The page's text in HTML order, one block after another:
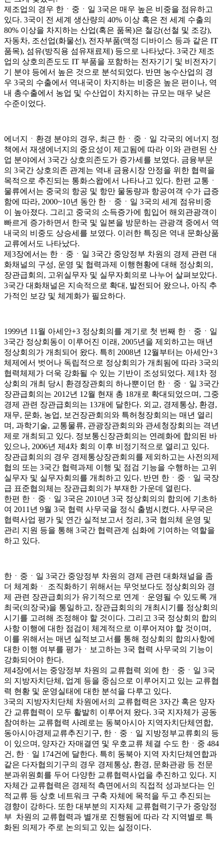
제조업의 경우 한ㆍ중ㆍ일 3국은 매우 높은 비중을 점유하고
있다. 3국이 전 세계 생산량의 40% 이상 혹은 전 세계 수출의
80% 이상을 차지하는 산업(혹은 품목)은 철강(선철 및 조강),
자동차, 조선업(화물선), 전자부품(액정 디바이스 등과 같은 IT
품목), 섬유(방직용 섬유재료제) 등으로 나타났다. 3국간 제조
업의 상호의존도도 IT 부품을 포함하는 전자기기 및 비전자기
기 분야 등에서 높은 것으로 분석되었다. 반면 농수산업의 경
우 3국의 수출에서 역내국이 차지하는 비중은 높은 편이나, 역
내 총수출에서 농업 및 수산업이 차지하는 규모는 매우 낮은
수준이었다.
에너지ㆍ환경 분야의 경우, 최근 한ㆍ중ㆍ일 각국의 에너지 정
책에서 재생에너지의 중요성이 제고됨에 따라 이와 관련된 산
업 분야에서 3국간 상호의존도가 증가세를 보였다. 금융부문
의 3국간 상호의존 관계는 역내 금융시장 안정을 위한 협력을
목적으로 추진되는 통화스왑에서 나타나고 있다. 한편 교통ㆍ
물류에서는 중국의 항공 및 항만 물동량과 항공여객 수가 급증
함에 따라, 2000~10년 동안 한ㆍ중ㆍ일 3국의 세계 점유비중
이 높아졌다. 그리고 중국의 소득증가에 힘입어 해외관광객이
빠르게 증가하면서 한국 및 일본을 방문하는 관광객 중에서 역
내국의 비중도 상승세를 보였다. 이러한 특징은 역내 문화상품
교류에서도 나타났다.
제3장에서는 한ㆍ중ㆍ일 3국간 중앙정부 차원의 경제 관련 대
화채널의 구성, 운영 및 협력과제 이행현황에 대해 정상회의,
장관급회의, 고위실무자 및 실무자회의로 나누어 살펴보았다.
3국간 대화채널은 지속적으로 확대, 발전되어 왔으나, 아직 추
가적인 보강 및 체계화가 필요하다.
1999년 11월 아세안+3 정상회의를 계기로 첫 번째 한ㆍ중ㆍ일
3국간 정상회동이 이루어진 이래, 2005년을 제외하고는 매년
정상회의가 개최되어 왔다. 특히 2008년 12월부터는 아세안+3
체제에서 벗어나 독립적으로 정상회의가 개최됨에 따라 3국의
협력체제가 더욱 강화될 수 있는 기반이 조성되었다. 제1차 정
상회의 개최 당시 환경장관회의 하나뿐이던 한ㆍ중ㆍ일 3국간
장관급회의는 2012년 12월 현재 총 18개로 확대되었으며, 그중
경제 관련 장관급회의는 13개에 달한다. 외교, 경제통상, 환경,
재무, 문화, 농업, 보건장관회의와 특허청장회의는 매년 열리
며, 과학기술, 교통물류, 관광장관회의와 관세청장회의는 격년
제로 개최되고 있다. 정보통신장관회의는 연례화에 합의된 바
있으나, 2006년 제4차 회의 이후 비정기적으로 열리고 있다.
장관급회의의 경우 경제통상장관회의를 제외하고는 사전의제
협의 또는 3국간 협력과제 이행 및 점검 기능을 수행하는 고위
실무자 및 실무자회의를 개최하고 있다. 반면 한ㆍ중ㆍ일 국장
급 표준협의체는 장관급회의가 부재한 가운데 열린다.
한편 한ㆍ중ㆍ일 3국은 2010년 3국 정상회의의 합의에 기초하
여 2011년 9월 3국 협력 사무국을 정식 출범시켰다. 사무국은
협력사업 평가 및 연간 실적보고서 정리, 3국 협의체 운영 및
관리 지원 등을 통해 3국간 협력관계 심화에 기여하는 역할을
하고 있다.
한ㆍ중ㆍ일 3국간 중앙정부 차원의 경제 관련 대화채널을 좀
더 체계화ㆍ 조직화하기 위해서는 무엇보다도 정상회의와 경
제 관련 장관급회의가 유기적으로 연계ㆍ운영될 수 있도록 개
최국(의장국)을 통일하고, 장관급회의의 개최시기를 정상회의
시기를 고려해 조정해야 할 것이다. 그리고 3국 정상회의 합의
사항 이행에 대한 점검이 체계적으로 이루어져야 할 것이며,
이를 위해서는 매년 실적보고서를 통해 정상회의 합의사항에
대한 이행 여부를 평가ㆍ보고하는 3국 협력 사무국의 기능이
강화되어야 한다.
제4장에서는 중앙정부 차원의 교류협력 외에 한ㆍ중ㆍ일 3국
의 지방자치단체, 업계 등을 중심으로 이루어지고 있는 교류협
력 현황 및 운영실태에 대한 분석을 다루고 있다.
3국의 지방자치단체 차원에서의 교류협력은 3자간 혹은 양자
간 교류협력이 모두 활발히 이루어져 왔다. 3국 지자체가 공동
참여하는 교류협력 사례로는 동북아시아 지역자치단체연합,
동아시아경제교류추진기구, 한ㆍ중ㆍ일 지방정부교류회의 등
이 있으며, 양자간 자매결연 및 우호교류 체결 수도 한ㆍ중 484
건, 한ㆍ일 174건에 달한다. 특히 동북아 지역 자치단체연합과
같은 다자협의기구의 경우 경제통상, 환경, 문화관광 등 전문
분과위원회를 두어 다양한 교류협력사업을 추진하고 있다. 지
자체간 교류협력은 경제적 측면에서의 직접적 성과보다는 인
적교류 등 상호 네트워크 구축 자체에 목적을 두고 추진되는
경향이 강하다. 또한 대부분의 지자체 교류협력기구가 중앙정
부 차원의 교류협력과 별개로 진행됨에 따라 각 지역별로 특
화된 의제가 주로 논의되고 있는 실정이다.